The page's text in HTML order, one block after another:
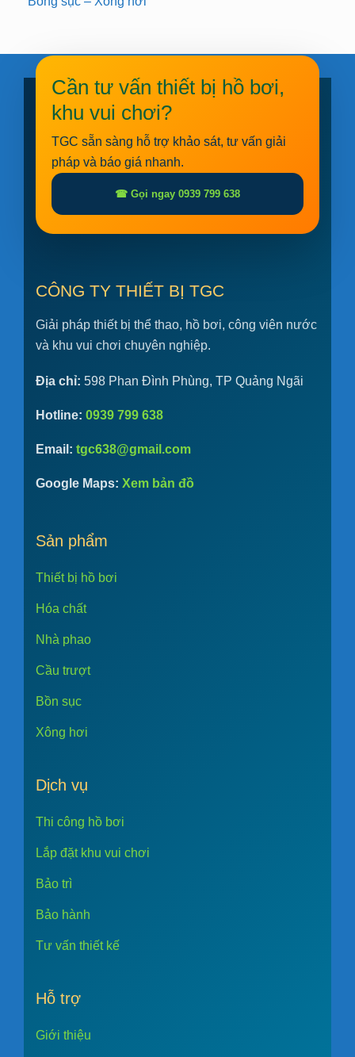
Cần tư vấn thiết bị hồ bơi,
khu vui chơi?
TGC sẵn sàng hỗ trợ khảo sát, tư vấn giải
pháp và báo giá nhanh.
☎ Gọi ngay 0939 799 638
CÔNG TY THIẾT BỊ TGC
Giải pháp thiết bị thể thao, hồ bơi, công viên nước
và khu vui chơi chuyên nghiệp.
Địa chỉ: 598 Phan Đình Phùng, TP Quảng Ngãi
Hotline: 0939 799 638
Email: tgc638@gmail.com
Google Maps: Xem bản đồ
Sản phẩm
Thiết bị hồ bơi
Hóa chất
Nhà phao
Cầu trượt
Bồn sục
Xông hơi
Dịch vụ
Thi công hồ bơi
Lắp đặt khu vui chơi
Bảo trì
Bảo hành
Tư vấn thiết kế
Hỗ trợ
Giới thiệu